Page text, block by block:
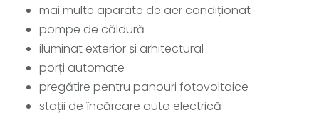
mai multe aparate de aer condiționat
pompe de căldură
iluminat exterior și arhitectural
porți automate
pregătire pentru panouri fotovoltaice
stații de încărcare auto electrică